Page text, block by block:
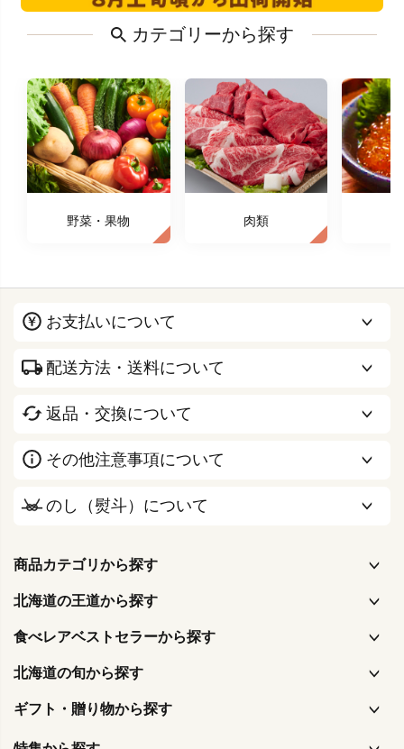
カテゴリーから探す
野菜・果物 肉類
お支払いについて
配送方法・送料について
返品・交換について
その他注意事項について
のし（熨斗）について
商品カテゴリから探す
北海道の王道から探す
食べレアベストセラーから探す
北海道の旬から探す
ギフト・贈り物から探す